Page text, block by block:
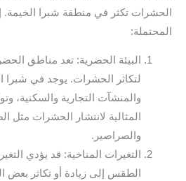
الحشرات تكثر في منطقة شبرا الخيمة.
المحتملة:
البيئة الحضرية: تعد مناطق
لتكاثر الحشرات. يوجد في شبرا
والمنشآت التجارية والسكنية،
المثالية لانتشار الحشرات مثل
والصراصير.
التغيرات المناخية: قد يؤدي
الطقس إلى زيادة أو تكاثر